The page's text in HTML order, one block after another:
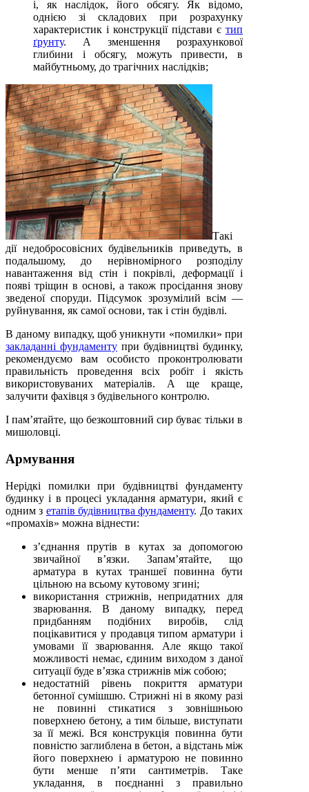
і, як наслідок, його обсягу. Як відомо,
однією зі складових при розрахунку
характеристик і конструкції підстави є тип
ґрунту. А зменшення розрахункової
глибини і обсягу, можуть привести, в
майбутньому, до трагічних наслідків;
Такі
дії недобросовісних будівельників приведуть, в
подальшому, до нерівномірного розподілу
навантаження від стін і покрівлі, деформації і
появі тріщин в основі, а також просідання знову
зведеної споруди. Підсумок зрозумілий всім —
руйнування, як самої основи, так і стін будівлі.
В даному випадку, щоб уникнути «помилки» при
закладанні фундаменту при будівництві будинку,
рекомендуємо вам особисто проконтролювати
правильність проведення всіх робіт і якість
використовуваних матеріалів. А ще краще,
залучити фахівця з будівельного контролю.
І пам’ятайте, що безкоштовний сир буває тільки в
мишоловці.
Армування
Нерідкі помилки при будівництві фундаменту
будинку і в процесі укладання арматури, який є
одним з етапів будівництва фундаменту. До таких
«промахів» можна віднести:
з’єднання прутів в кутах за допомогою
звичайної в’язки. Запам’ятайте, що
арматура в кутах траншеї повинна бути
цільною на всьому кутовому згині;
використання стрижнів, непридатних для
зварювання. В даному випадку, перед
придбанням подібних виробів, слід
поцікавитися у продавця типом арматури і
умовами її зварювання. Але якщо такої
можливості немає, єдиним виходом з даної
ситуації буде в’язка стрижнів між собою;
недостатній рівень покриття арматури
бетонної сумішшю. Стрижні ні в якому разі
не повинні стикатися з зовнішньою
поверхнею бетону, а тим більше, виступати
за її межі. Вся конструкція повинна бути
повністю заглиблена в бетон, а відстань між
його поверхнею і арматурою не повинно
бути менше п’яти сантиметрів. Таке
укладання, в поєднанні з правильно